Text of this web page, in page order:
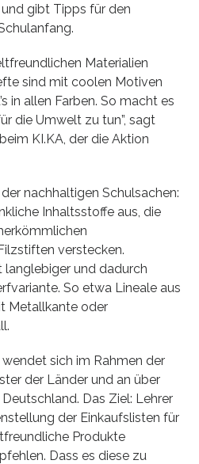
gibt Tipps für den
Materialien
sind mit coolen Motiven
in allen Farben. So macht es
die Umwelt zu tun”, sagt
KI.KA, der die Aktion
nachhaltigen Schulsachen:
Inhaltsstoffe aus, die
verstecken.
langlebiger und dadurch
So etwa Lineale aus
Metallkante oder
sich im Rahmen der
der Länder und an über
Das Ziel: Lehrer
der Einkaufslisten für
Produkte
Dass es diese zu